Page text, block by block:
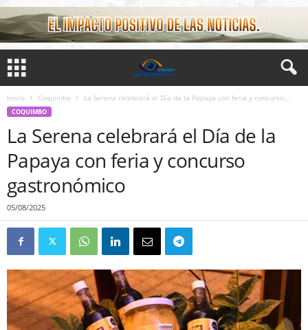
Inicio Coquimbo La Serena celebrará el Día de la Papaya con feria y concurso...
COQUIMBO
La Serena celebrará el Día de la
Papaya con feria y concurso
gastronómico
05/08/2025